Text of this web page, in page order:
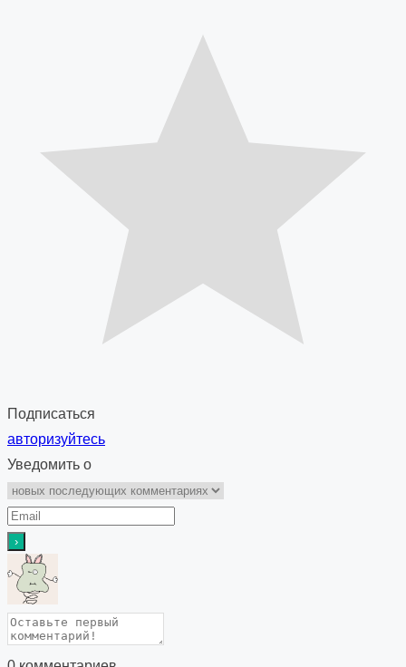
Подписаться
авторизуйтесь
Уведомить о